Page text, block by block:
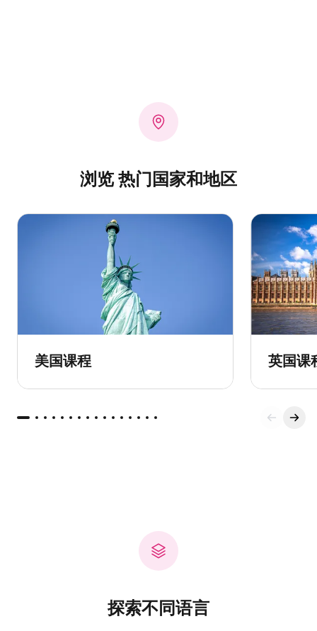
浏览 热门国家和地区
美国课程 英国课
探索不同语言